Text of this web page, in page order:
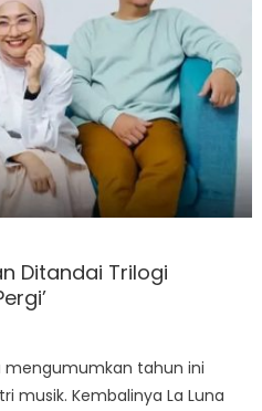
Ditandai Trilogi
mengumumkan tahun ini
musik. Kembalinya La Luna